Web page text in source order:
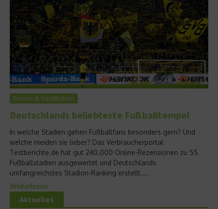
Events & Nachtleben
Deutschlands beliebteste Fußballtempel
In welche Stadien gehen Fußballfans besonders gern? Und
welche meiden sie lieber? Das Verbraucherportal
Testberichte.de hat gut 240.000 Online-Rezensionen zu 55
Fußballstadien ausgewertet und Deutschlands
umfangreichstes Stadion-Ranking erstellt....
Weiterlesen
Aktuelles